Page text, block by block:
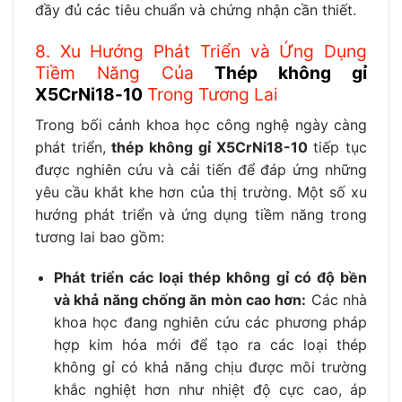
đầy đủ các tiêu chuẩn và chứng nhận cần thiết.
8. Xu Hướng Phát Triển và Ứng Dụng
Tiềm Năng CủaThép không gỉ
X5CrNi18-10 Trong Tương Lai
Trong bối cảnh khoa học công nghệ ngày càng
phát triển,thép không gỉ X5CrNi18-10tiếp tục
được nghiên cứu và cải tiến để đáp ứng những
yêu cầu khắt khe hơn của thị trường. Một số xu
hướng phát triển và ứng dụng tiềm năng trong
tương lai bao gồm:
Phát triển các loại thép không gỉ có độ bền
và khả năng chống ăn mòn cao hơn: Các nhà
khoa học đang nghiên cứu các phương pháp
hợp kim hóa mới để tạo ra các loại thép
không gỉ có khả năng chịu được môi trường
khắc nghiệt hơn như nhiệt độ cực cao, áp